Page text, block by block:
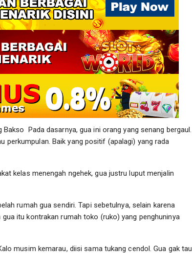
Pada dasarnya, gua ini orang yang senang bergaul.
perkumpulan. Baik yang positif (apalagi) yang rada
kelas menengah ngehek, gua justru luput menjalin
rumah gua sendiri. Tapi sebetulnya, selain karena
itu kontrakan rumah toko (ruko) yang penghuninya
musim kemarau, diisi sama tukang cendol. Gua gak tau